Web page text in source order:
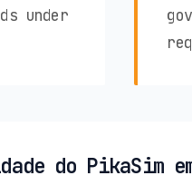
under
do PikaSim